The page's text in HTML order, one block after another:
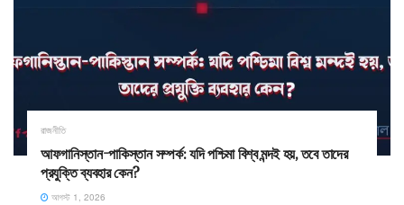
রাজনীতি
আফগানিস্তান-পাকিস্তান সম্পর্ক: যদি পশ্চিমা বিশ্ব মন্দই হয়, তবে তাদের
প্রযুক্তি ব্যবহার কেন?
আগস্ট 1, 2026